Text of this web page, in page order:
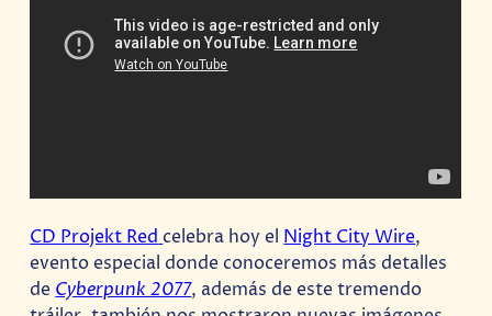
CD Projekt Red celebra hoy el Night City Wire,
evento especial donde conoceremos más detalles
de Cyberpunk 2077, además de este tremendo